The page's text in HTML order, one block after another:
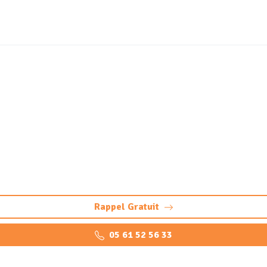
Rappel Gratuit
05 61 52 56 33